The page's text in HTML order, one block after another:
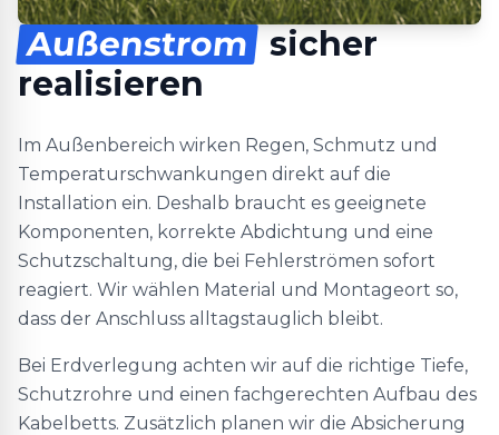
Außenstrom sicher
realisieren
Im Außenbereich wirken Regen, Schmutz und
Temperaturschwankungen direkt auf die
Installation ein. Deshalb braucht es geeignete
Komponenten, korrekte Abdichtung und eine
Schutzschaltung, die bei Fehlerströmen sofort
reagiert. Wir wählen Material und Montageort so,
dass der Anschluss alltagstauglich bleibt.
Bei Erdverlegung achten wir auf die richtige Tiefe,
Schutzrohre und einen fachgerechten Aufbau des
Kabelbetts. Zusätzlich planen wir die Absicherung